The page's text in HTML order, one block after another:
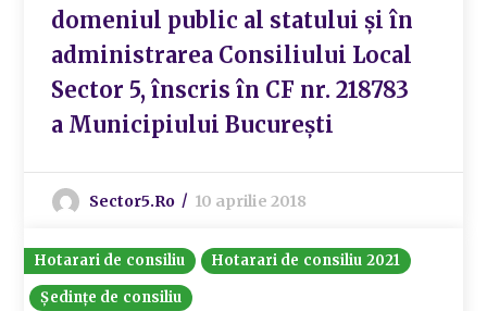
domeniul public al statului și în
administrarea Consiliului Local
Sector 5, înscris în CF nr. 218783
a Municipiului București
Sector5.ro 10 aprilie 2018
Hotarari de consiliu
Hotarari de consiliu 2021
Ședințe de consiliu